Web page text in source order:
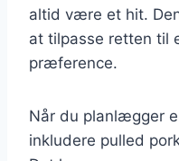
altid være et hit.
at tilpasse retten til
præference.
Når du planlægger
inkludere pulled